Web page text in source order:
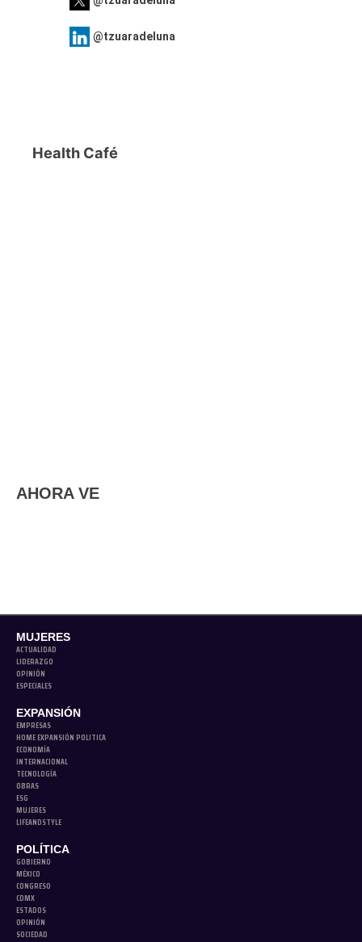
@tzuaradeluna
Health Café
AHORA VE
MUJERES
ACTUALIDAD
LIDERAZGO
OPINIÓN
ESPECIALES
EXPANSIÓN
EMPRESAS
HOME EXPANSIÓN POLITICA
ECONOMÍA
INTERNACIONAL
TECNOLOGÍA
OBRAS
ESG
MUJERES
LIFEANDSTYLE
POLÍTICA
GOBIERNO
MÉXICO
CONGRESO
CDMX
ESTADOS
OPINIÓN
SOCIEDAD